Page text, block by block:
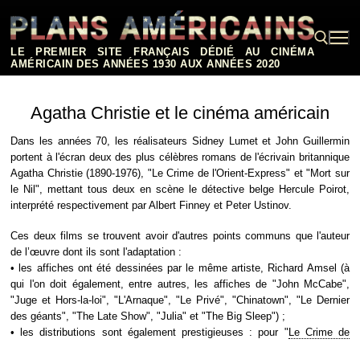
contenu
LE PREMIER SITE FRANÇAIS DÉDIÉ AU CINÉMA
AMÉRICAIN DES ANNÉES 1930 AUX ANNÉES 2020
Rechercher :
Agatha Christie et le cinéma américain
Dans les années 70, les réalisateurs Sidney Lumet et John Guillermin
portent à l'écran deux des plus célèbres romans de l'écrivain britannique
Agatha Christie (1890-1976), "Le Crime de l'Orient-Express" et "Mort sur
le Nil", mettant tous deux en scène le détective belge Hercule Poirot,
interprété respectivement par Albert Finney et Peter Ustinov.
Ces deux films se trouvent avoir d'autres points communs que l'auteur
de l’œuvre dont ils sont l'adaptation :
• les affiches ont été dessinées par le même artiste, Richard Amsel (à
qui l'on doit également, entre autres, les affiches de "John McCabe",
"Juge et Hors-la-loi", "L'Arnaque", "Le Privé", "Chinatown", "Le Dernier
des géants", "The Late Show", "Julia" et "The Big Sleep") ;
• les distributions sont également prestigieuses : pour " Le Crime de